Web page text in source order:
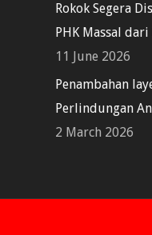
Rokok Segera
PHK Massal
11 June 2026
Penambahan
Perlindungan
2 March 2026